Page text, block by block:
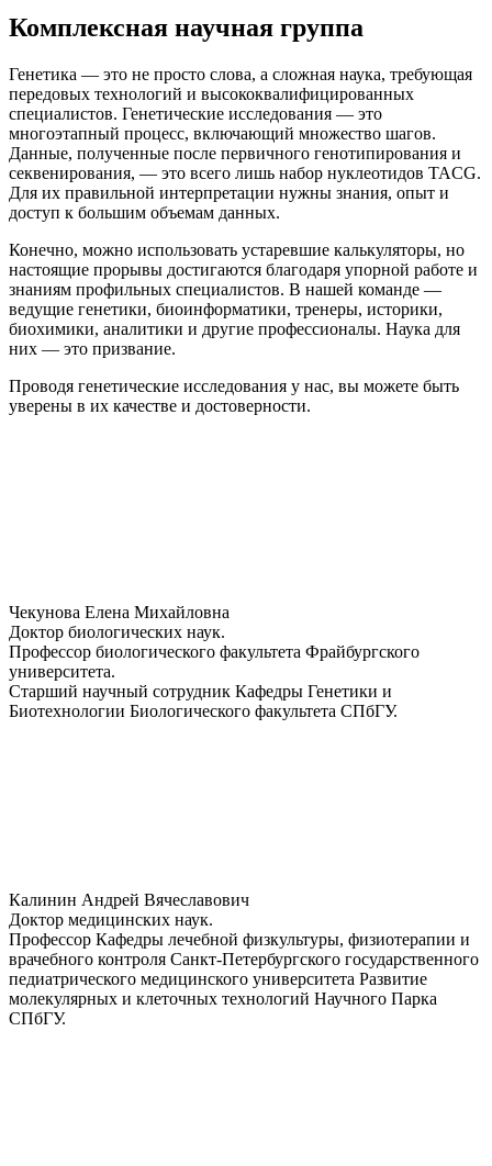
Комплексная научная группа
Генетика — это не просто слова, а сложная наука, требующая
передовых технологий и высококвалифицированных
специалистов. Генетические исследования — это
многоэтапный процесс, включающий множество шагов.
Данные, полученные после первичного генотипирования и
секвенирования, — это всего лишь набор нуклеотидов TACG.
Для их правильной интерпретации нужны знания, опыт и
доступ к большим объемам данных.
Конечно, можно использовать устаревшие калькуляторы, но
настоящие прорывы достигаются благодаря упорной работе и
знаниям профильных специалистов. В нашей команде —
ведущие генетики, биоинформатики, тренеры, историки,
биохимики, аналитики и другие профессионалы. Наука для
них — это призвание.
Проводя генетические исследования у нас, вы можете быть
уверены в их качестве и достоверности.
Чекунова Елена Михайловна
Доктор биологических наук.
Профессор биологического факультета Фрайбургского
университета.
Старший научный сотрудник Кафедры Генетики и
Биотехнологии Биологического факультета СПбГУ.
Калинин Андрей Вячеславович
Доктор медицинских наук.
Профессор Кафедры лечебной физкультуры, физиотерапии и
врачебного контроля Санкт-Петербургского государственного
педиатрического медицинского университета Развитие
молекулярных и клеточных технологий Научного Парка
СПбГУ.